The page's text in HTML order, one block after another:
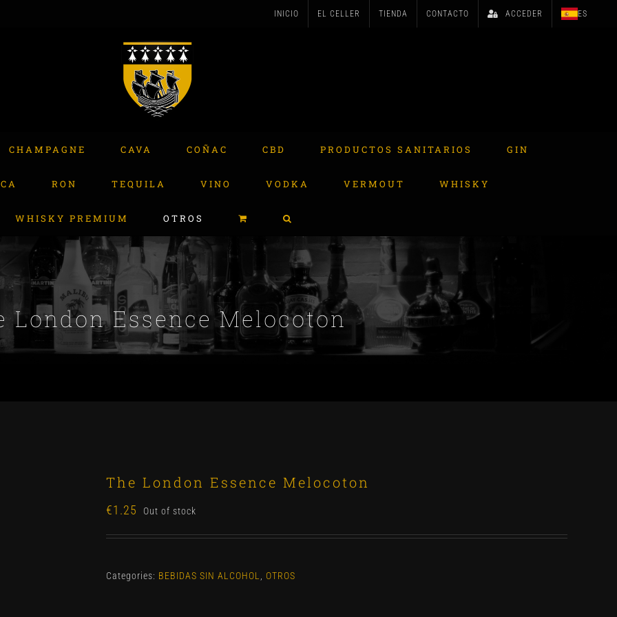
INICIO EL CELLER TIENDA CONTACTO ACCEDER ES
CHAMPAGNE CAVA COÑAC CBD PRODUCTOS SANITARIOS GIN
RON TEQUILA VINO VODKA VERMOUT WHISKY
WHISKY PREMIUM OTROS
London Essence Melocoton
The London Essence Melocoton
€1.25 Out of stock
Categories: BEBIDAS SIN ALCOHOL OTROS